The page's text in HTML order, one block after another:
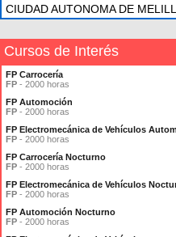
CIUDAD AUTONOMA DE
Cursos de Interés
FP Carrocería
FP - 2000 horas
FP Automoción
FP - 2000 horas
FP Electromecánica de Vehículos
FP - 2000 horas
FP Carrocería Nocturno
FP - 2000 horas
FP Electromecánica de Vehículos
FP - 2000 horas
FP Automoción Nocturno
FP - 2000 horas